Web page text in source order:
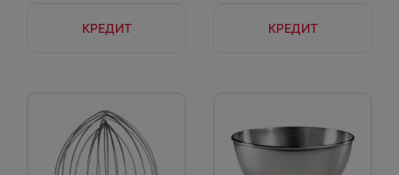
КРЕДИТ КРЕДИТ